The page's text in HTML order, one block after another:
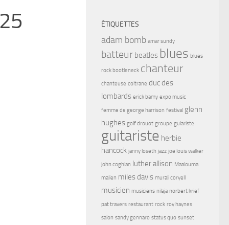
ÉTIQUETTES
adam bomb amar sundy
batteur beatles blues blues
rock bootleneck chanteur
chanteuse coltrane duc des
lombards erick bamy expo music
femme de george harrison festival glenn
hughes golf drouot groupe guiariste
guitariste herbie
hancock janny loseth jazz joe louis walker
john coghlan luther allison Maalouma
malien miles davis murali coryell
musicien musiciens nilaja norbert krief
pat travers restaurant rock roy haynes
salon sandy gennaro status quo sunset